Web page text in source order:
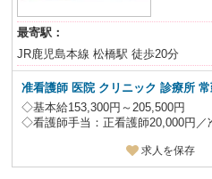
最寄駅：
JR鹿児島本線 松橋駅 徒歩20分
准看護師 医院 クリニック 診療所
◇基本給153,300円～205,500円
◇看護師手当：正看護師20,000円／
求人を保存